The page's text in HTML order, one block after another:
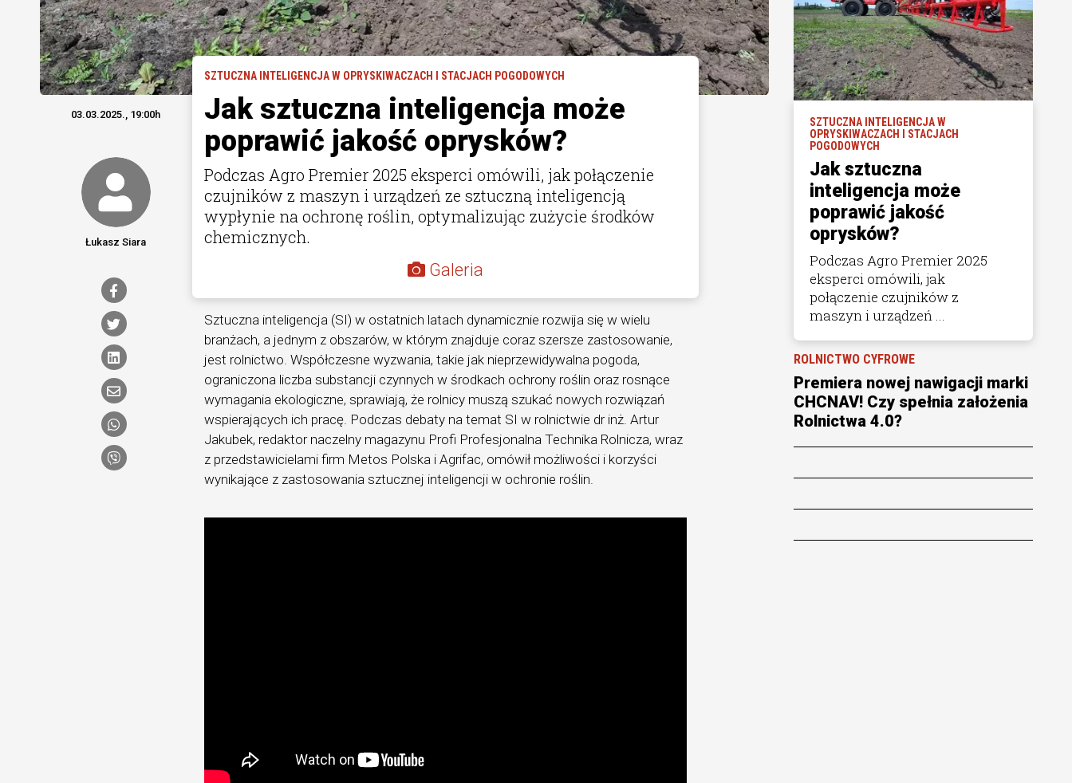
SZTUCZNA INTELIGENCJA W OPRYSKIWACZACH I STACJACH POGODOWYCH
Jak sztuczna inteligencja może
poprawić jakość oprysków?
Podczas Agro Premier 2025 eksperci omówili, jak połączenie
czujników z maszyn i urządzeń ze sztuczną inteligencją
wypłynie na ochronę roślin, optymalizując zużycie środków
chemicznych.
Galeria
03.03.2025., 19:00h
Łukasz Siara
Sztuczna inteligencja (SI) w ostatnich latach dynamicznie rozwija się w wielu
branżach, a jednym z obszarów, w którym znajduje coraz szersze zastosowanie,
jest rolnictwo. Współczesne wyzwania, takie jak nieprzewidywalna pogoda,
ograniczona liczba substancji czynnych w środkach ochrony roślin oraz rosnące
wymagania ekologiczne, sprawiają, że rolnicy muszą szukać nowych rozwiązań
wspierających ich pracę. Podczas debaty na temat SI w rolnictwie dr inż. Artur
Jakubek, redaktor naczelny magazynu Profi Profesjonalna Technika Rolnicza, wraz
z przedstawicielami firm Metos Polska i Agrifac, omówił możliwości i korzyści
wynikające z zastosowania sztucznej inteligencji w ochronie roślin.
SZTUCZNA INTELIGENCJA W
OPRYSKIWACZACH I STACJACH
POGODOWYCH
Jak sztuczna
inteligencja może
poprawić jakość
oprysków?
Podczas Agro Premier 2025
eksperci omówili, jak
połączenie czujników z
maszyn i urządzeń ...
ROLNICTWO CYFROWE
Premiera nowej nawigacji marki
CHCNAV! Czy spełnia założenia
Rolnictwa 4.0?